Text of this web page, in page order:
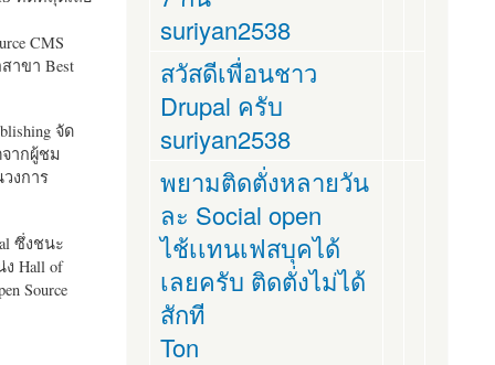
CMS
าขา Best
จัด
ากผู้ชม
งการ
ซึ่งชนะ
Hall of
Source
suriyan2538
สวัสดีเพื่อนชาว
Drupal ครับ
suriyan2538
พยามติดตั่งหลายวัน
ละ Social open
ไช้เเทนเฟสบุคได้
เลยครับ ติดตั่งไม่ได้
สักที
Ton